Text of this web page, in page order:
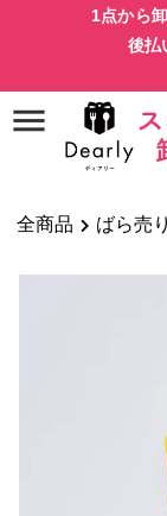
1点から
後払
全商品 ばら売